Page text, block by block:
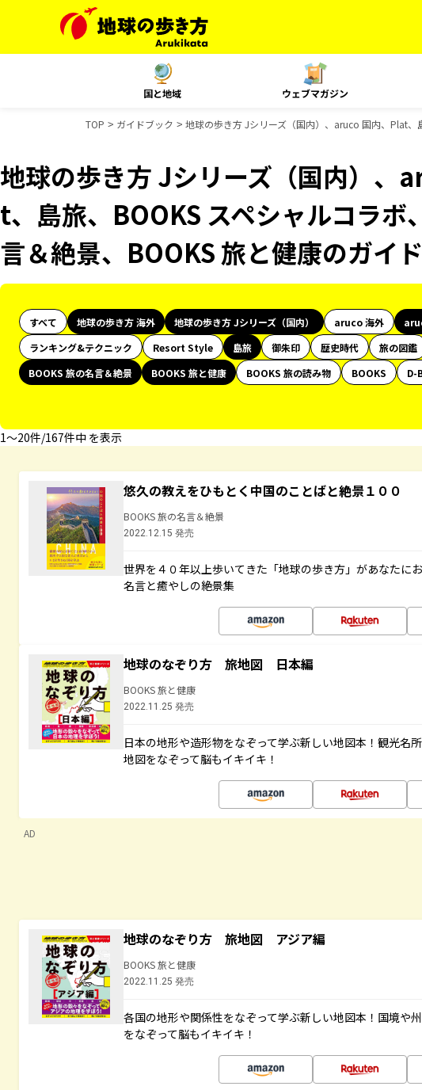
国と地域 ウェブマガジン
TOP ガイドブック 地球の歩き方 Jシリーズ（国内）、aruco 国内、Plat、
地球の歩き方 Jシリーズ（国内）、
t、島旅、BOOKS スペシャルコラボ
言＆絶景、BOOKS 旅と健康のガイ
すべて 地球の歩き方 海外 地球の歩き方 Jシリーズ（国内） aruco 海外
ランキング&テクニック
Resort Style 島旅 御朱印 歴史時代 旅の図鑑
BOOKS 旅の名言＆絶景
BOOKS 旅と健康 BOOKS 旅の読み物 BOOKS
D-
1〜20件/167件中 を表示
悠久の教えをひもとく中国のことばと絶景１００
BOOKS 旅の名言＆絶景
2022.12.15 発売
世界を４０年以上歩いてきた「地球の歩き方」があなたに
名言と癒やしの絶景集
地球のなぞり方 旅地図 日本編
BOOKS 旅と健康
2022.11.25 発売
日本の地形や造形物をなぞって学ぶ新しい地図本！観光名
地図をなぞって脳もイキイキ！
AD
地球のなぞり方 旅地図 アジア編
BOOKS 旅と健康
2022.11.25 発売
各国の地形や関係性をなぞって学ぶ新しい地図本！国境や
をなぞって脳もイキイキ！